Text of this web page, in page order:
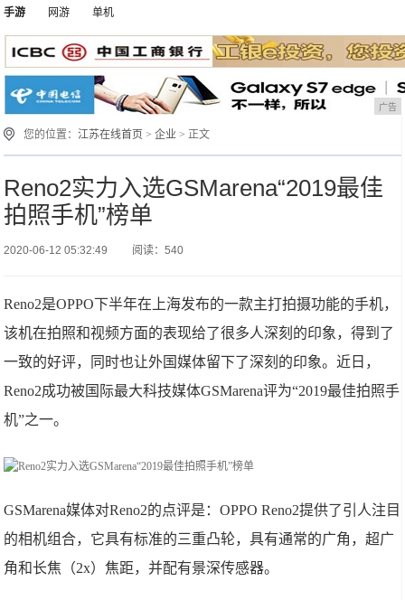
手游
网游 单机
广告
您的位置：江苏在线首页 >企业 > 正文
Reno2实力入选GSMarena“2019最佳
拍照手机”榜单
2020-06-12 05:32:49 阅读：540
Reno2是OPPO下半年在上海发布的一款主打拍摄功能的手机，
该机在拍照和视频方面的表现给了很多人深刻的印象，得到了
一致的好评，同时也让外国媒体留下了深刻的印象。近日，
Reno2成功被国际最大科技媒体GSMarena评为“2019最佳拍照手
机”之一。
GSMarena媒体对Reno2的点评是：OPPO Reno2提供了引人注目
的相机组合，它具有标准的三重凸轮，具有通常的广角，超广
角和长焦（2x）焦距，并配有景深传感器。